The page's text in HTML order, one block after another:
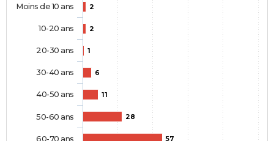
2
2
1
6
11
28
57
Moins de 10 ans
10-20 ans
20-30 ans
30-40 ans
40-50 ans
50-60 ans
60-70 ans